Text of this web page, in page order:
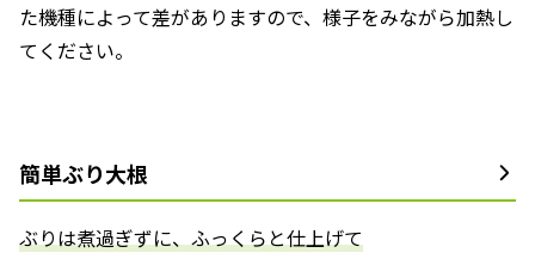
た機種によって差がありますので、様子をみながら加熱し
てください。
簡単ぶり大根
ぶりは煮過ぎずに、ふっくらと仕上げて